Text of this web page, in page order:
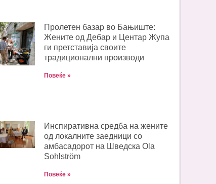
Пролетен базар во Бањиште:
Жените од Дебар и Центар Жупа
ги претставија своите
традиционални производи
Повеќе »
Инспиративна средба на жените
од локалните заедници со
амбасадорот на Шведска Ola
Sohlström
Повеќе »